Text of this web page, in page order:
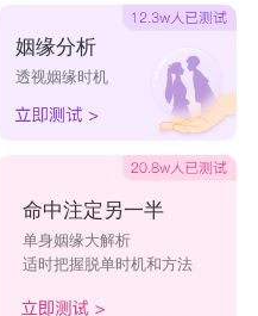
姻缘分析
透视姻缘时机
命中注定另一半
单身姻缘大解析
适时把握脱单时机和方法